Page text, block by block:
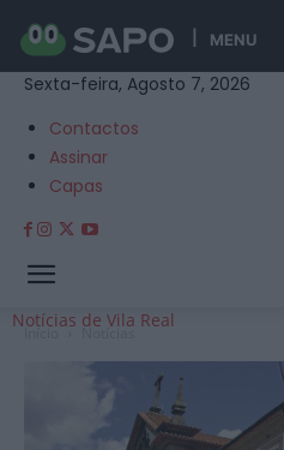
MENU
Sexta-feira, Agosto 7, 2026
Contactos
Assinar
Capas
Notícias de Vila Real
Início Notícias